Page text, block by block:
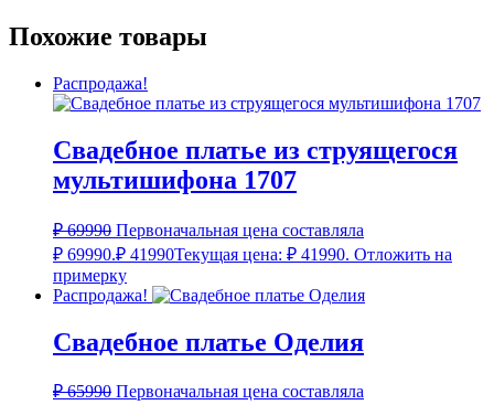
Похожие товары
Распродажа!
Свадебное платье из струящегося
мультишифона 1707
₽69990 Первоначальная цена составляла
₽ 69990.₽ 41990Текущая цена: ₽ 41990. Отложить на
примерку
Распродажа!
Свадебное платье Оделия
₽65990 Первоначальная цена составляла